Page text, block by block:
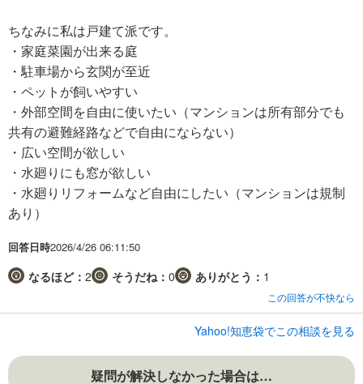
ちなみに私は戸建て派です。
・家庭菜園が出来る庭
・駐車場から玄関が至近
・ペットが飼いやすい
・外部空間を自由に使いたい（マンションは所有部分でも
共有の避難経路などで自由にならない）
・広い空間が欲しい
・水廻りにも窓が欲しい
・水廻りリフォームなど自由にしたい（マンションは規制
あり）
回答日時2026/4/26 06:11:50
なるほど： 2 そうだね： 0 ありがとう： 1
この回答が不快なら
Yahoo!知恵袋でこの相談を見る
疑問が解決しなかった場合は…